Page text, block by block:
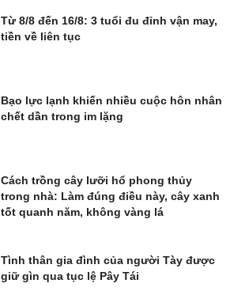
Từ 8/8 đến 16/8: 3 tuổi đu đỉnh vận may,
tiền về liên tục
Bạo lực lạnh khiến nhiều cuộc hôn nhân
chết dần trong im lặng
Cách trồng cây lưỡi hổ phong thủy
trong nhà: Làm đúng điều này, cây xanh
tốt quanh năm, không vàng lá
Tình thân gia đình của người Tày được
giữ gìn qua tục lệ Pây Tái